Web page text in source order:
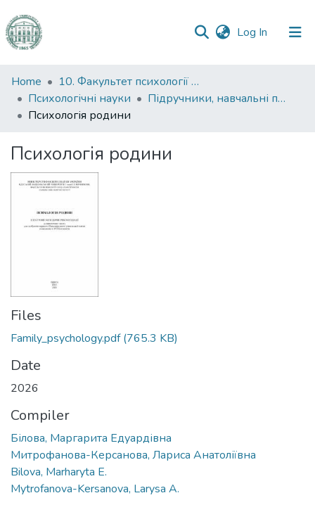
Log In (current)
Communities
&
Collections
Statistics
Home
10. Факультет психології та соціальної роботи
Психологічні науки
Підручники, навчальні посібники та інші науково- та навчально-методичні праці ФПСР (Психологічні науки)
Психологія родини
Психологія родини
Files
Family_psychology.pdf(765.3 KB)
Date
2026
Compiler
Білова, Маргарита Едуардівна
Митрофанова-Керсанова, Лариса Анатоліївна
Bilova, Marharyta E.
Mytrofanova-Kersanova, Larysa A.